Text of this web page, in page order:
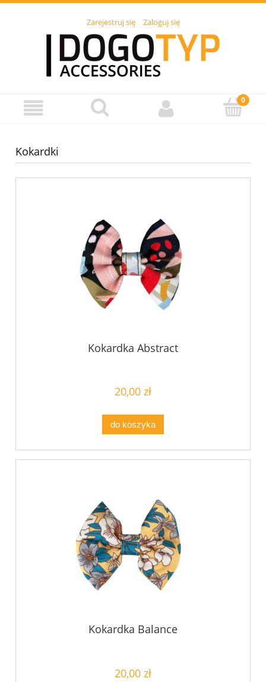
Zarejestruj się Zaloguj się
Kokardki
Kokardka Abstract
20,00 zł
do koszyka
Kokardka Balance
20,00 zł